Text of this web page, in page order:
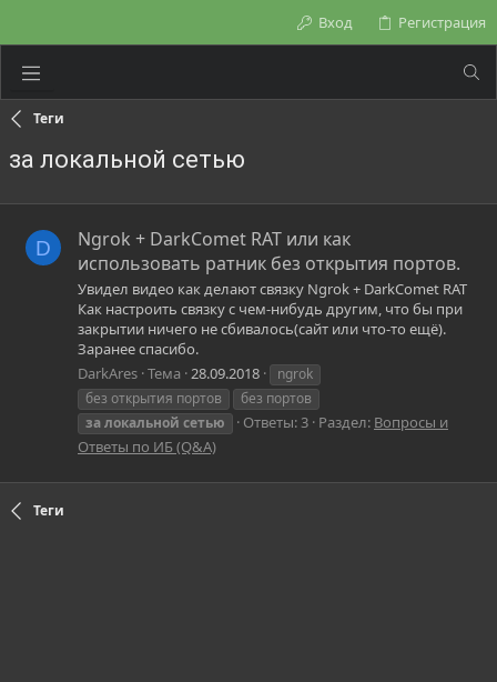
Вход Регистрация
Теги
за локальной сетью
D
Ngrok + DarkComet RAT или как
использовать ратник без открытия портов.
Увидел видео как делают связку Ngrok + DarkComet RAT
Как настроить связку с чем-нибудь другим, что бы при
закрытии ничего не сбивалось(сайт или что-то ещё).
Заранее спасибо.
DarkAres Тема 28.09.2018
ngrok
без открытия портов
без портов
залокальной сетью Ответы: 3 Раздел: Вопросы и
Ответы по ИБ (Q&A)
Теги